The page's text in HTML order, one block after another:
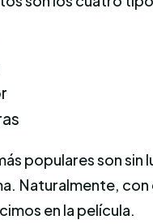
populares son sin
Naturalmente,
en la película.